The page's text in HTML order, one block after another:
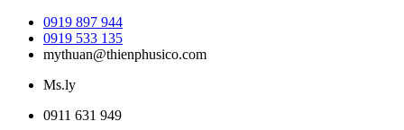
0919 897 944
0919 533 135
mythuan@thienphusico.com
Ms.ly
0911 631 949